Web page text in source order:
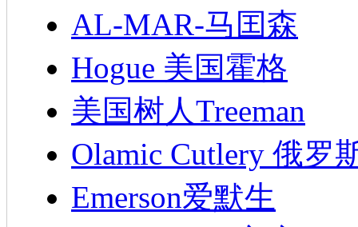
AL-MAR-马囯森
Hogue 美国霍格
美国树人Treeman
Olamic Cutlery 俄罗
Emerson爱默生